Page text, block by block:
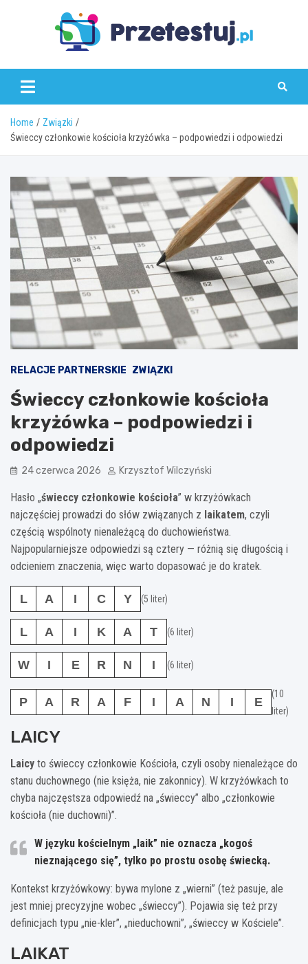
przetestuj.pl
Home
Związki
Świeccy członkowie kościoła krzyżówka – podpowiedzi i odpowiedzi
RELACJE PARTNERSKIE ZWIĄZKI
Świeccy członkowie kościoła
krzyżówka – podpowiedzi i
odpowiedzi
24 czerwca 2026 Krzysztof Wilczyński
Hasło „świeccy członkowie kościoła” w krzyżówkach
najczęściej prowadzi do słów związanych z laikatem, czyli
częścią wspólnoty nienależącą do duchowieństwa.
Najpopularniejsze odpowiedzi są cztery — różnią się długością i
odcieniem znaczenia, więc warto dopasować je do kratek.
L A I C Y (5 liter)
L A I K A T (6 liter)
W I E R N I (6 liter)
P A R A F I A N I E
(10
liter)
LAICY
Laicy to świeccy członkowie Kościoła, czyli osoby nienależące do
stanu duchownego (nie księża, nie zakonnicy). W krzyżówkach to
chyba najczęstsza odpowiedź na „świeccy” albo „członkowie
kościoła (nie duchowni)”.
W języku kościelnym „laik” nie oznacza „kogoś
nieznającego się”, tylko po prostu osobę świecką.
Kontekst krzyżówkowy: bywa mylone z „wierni” (też pasuje, ale
jest mniej precyzyjne wobec „świeccy”). Pojawia się też przy
definicjach typu „nie-kler”, „nieduchowni”, „świeccy w Kościele”.
LAIKAT